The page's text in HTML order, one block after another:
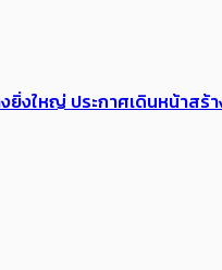
งใหญ่ ประกาศเดินหน้าส